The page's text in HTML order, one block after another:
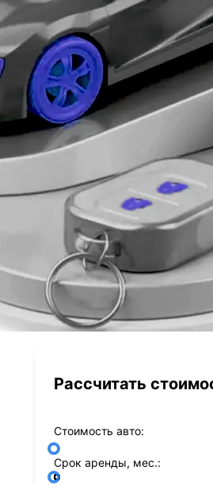
Рассчитать
Стоимость авто:
Срок аренды, мес.: